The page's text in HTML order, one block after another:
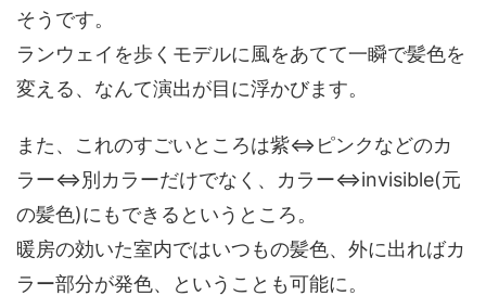
そうです。
ランウェイを歩くモデルに風をあてて一瞬で髪色を
変える、なんて演出が目に浮かびます。
また、これのすごいところは紫⇔ピンクなどのカ
ラー⇔別カラーだけでなく、カラー⇔invisible(元
の髪色)にもできるというところ。
暖房の効いた室内ではいつもの髪色、外に出ればカ
ラー部分が発色、ということも可能に。